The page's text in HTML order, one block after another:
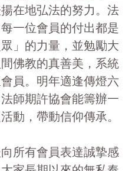
在地弘法的努力。法
一位會員的付出都是
眾」的力量，並勉勵大
佛教的真善美，系統
員。明年適逢傳燈六
師期許協會能籌辦一
動，帶動信仰傳承。
所有會員表達誠摯感